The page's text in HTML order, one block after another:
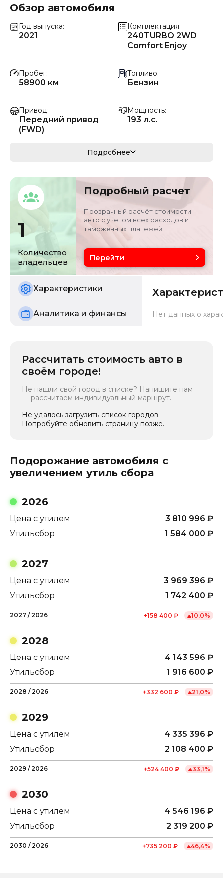
Обзор автомобиля
Год выпуска
2021
Комплектация
240TURBO 2WD
Comfort Enjoy
Пробег
58900 км
Топливо
Бензин
Привод
Передний привод
(FWD)
Мощность
193 л.с.
142 кВ
Кузов
кроссовер/
внедорожник
LHGTG1815N800135
Объём двигателя
1.5 л
Цвет
Состояние
б/у
Подробнее
1
Количество
владельцев
Подробный расчет
Прозрачный расчёт стоимости
авто с учетом всех расходов и
таможенных платежей.
Перейти
Характеристики
Аналитика и финансы Нет данных о
Рассчитать стоимость авто в
своём городе!
Не нашли свой город в списке? Напишите нам
— рассчитаем индивидуальный маршрут.
Не удалось загрузить список городов.
Попробуйте обновить страницу позже.
Подорожание автомобиля с
увеличением утиль сбора
2026
Цена с утилем 3 810 996 ₽
Утильсбор
1 584 000 ₽
2027
Цена с утилем 3 969 396 ₽
Утильсбор
1 742 400 ₽
2027 / 2026 +158 400 ₽ 10,0%
2028
Цена с утилем 4 143 596 ₽
Утильсбор
1 916 600 ₽
2028 / 2026 +332 600 ₽ 21,0%
2029
Цена с утилем 4 335 396 ₽
Утильсбор
2 108 400 ₽
2029 / 2026 +524 400 ₽ 33,1%
2030
Цена с утилем 4 546 196 ₽
Утильсбор
2 319 200 ₽
2030 / 2026 +735 200 ₽ 46,4%